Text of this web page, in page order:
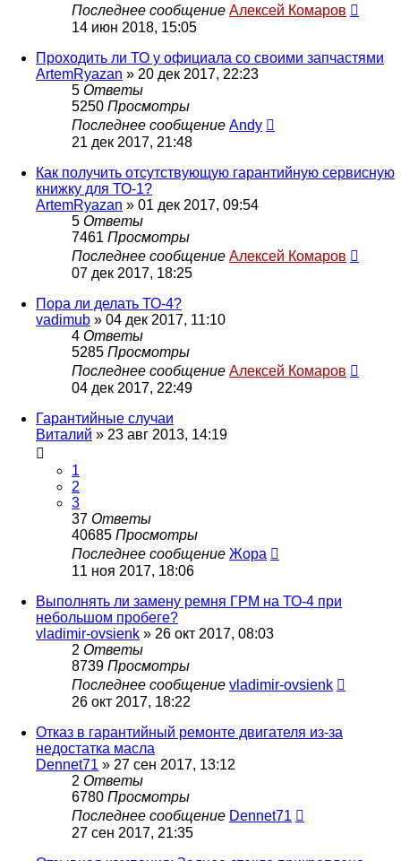
Последнее сообщение Алексей Комаров
14 июн 2018, 15:05
Проходить ли ТО у официала со своими запчастями
ArtemRyazan » 20 дек 2017, 22:23
5 Ответы
5250 Просмотры
Последнее сообщение Andy
21 дек 2017, 21:48
Как получить отсутствующую гарантийную сервисную
книжку для ТО-1?
ArtemRyazan » 01 дек 2017, 09:54
5 Ответы
7461 Просмотры
Последнее сообщение Алексей Комаров
07 дек 2017, 18:25
Пора ли делать ТО-4?
vadimub » 04 дек 2017, 11:10
4 Ответы
5285 Просмотры
Последнее сообщение Алексей Комаров
04 дек 2017, 22:49
Гарантийные случаи
Виталий » 23 авг 2013, 14:19
1
2
3
37 Ответы
40685 Просмотры
Последнее сообщение Жора
11 ноя 2017, 18:06
Выполнять ли замену ремня ГРМ на ТО-4 при
небольшом пробеге?
vladimir-ovsienk » 26 окт 2017, 08:03
2 Ответы
8739 Просмотры
Последнее сообщение vladimir-ovsienk
26 окт 2017, 18:22
Отказ в гарантийный ремонте двигателя из-за
недостатка масла
Dennet71 » 27 сен 2017, 13:12
2 Ответы
6780 Просмотры
Последнее сообщение Dennet71
27 сен 2017, 21:35